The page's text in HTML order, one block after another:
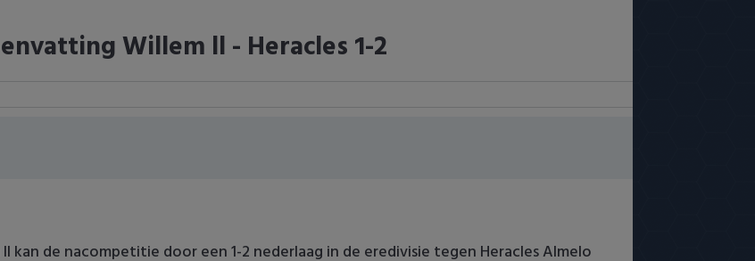
Willem ll - Heracles 1-2
kan de nacompetitie door een 1-2 nederlaag in de eredivisie tegen Heracles Almelo